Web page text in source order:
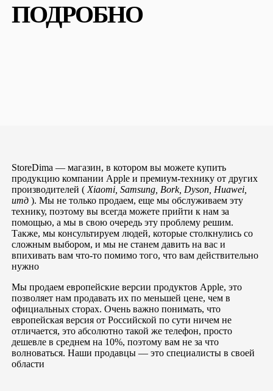
ПОДРОБНО
StoreDima — магазин, в котором вы можете купить
продукцию компании Apple и премиум-технику от других
производителей ( Xiaomi, Samsung, Bork, Dyson, Huawei,
итд). Мы не только продаем, еще мы обслуживаем эту
технику, поэтому вы всегда можете прийти к нам за
помощью, а мы в свою очередь эту проблему решим.
Также, мы консультируем людей, которые столкнулись со
сложным выбором, и мы не станем давить на вас и
впихивать вам что-то помимо того, что вам действительно
нужно
Мы продаем европейские версии продуктов Apple, это
позволяет нам продавать их по меньшей цене, чем в
официальных сторах. Очень важно понимать, что
европейская версия от Российской по сути ничем не
отличается, это абсолютно такой же телефон, просто
дешевле в среднем на 10%, поэтому вам не за что
волноваться. Наши продавцы — это специалисты в своей
области